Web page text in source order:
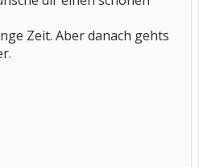
Zeit. Aber danach gehts